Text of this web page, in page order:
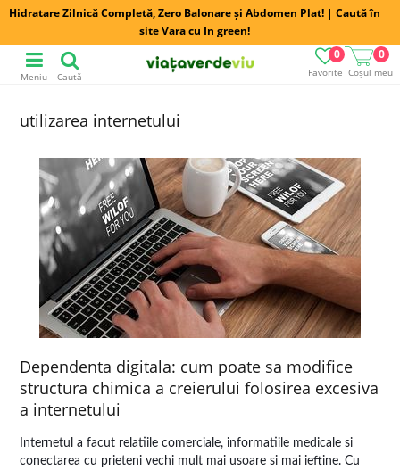
Hidratare Zilnică Completă, Zero Balonare și Abdomen Plat! | Caută în
site Vara cu In green!
Favorite
0
Coșul meu
0
Meniu Caută
utilizarea internetului
Dependenta digitala: cum poate sa modifice
structura chimica a creierului folosirea excesiva
a internetului
Internetul a facut relatiile comerciale, informatiile medicale si
conectarea cu prieteni vechi mult mai usoare si mai ieftine. Cu